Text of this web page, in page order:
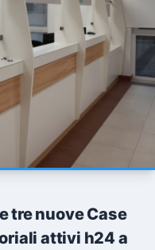
tre nuove Case
attivi h24 a